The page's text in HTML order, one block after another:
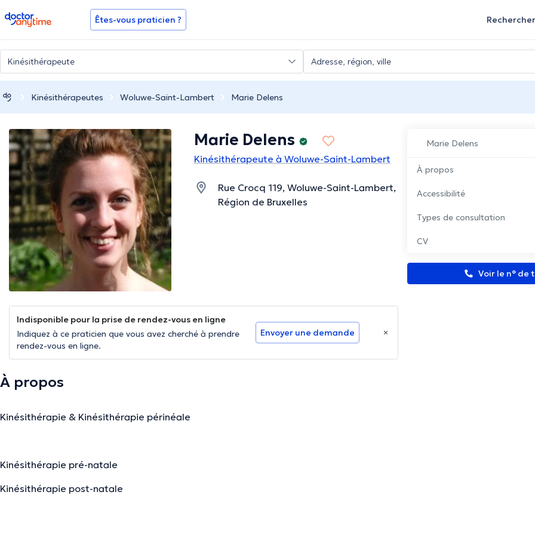
doctoranytime Êtes-vous praticien ? Rechercher
Kinésithérapeutes Woluwe-Saint-Lambert Marie Delens
Marie Delens
À propos
Accessibilité
Types de consultation
CV
Voir le n° de
Marie Delens
Kinésithérapeute à Woluwe-Saint-Lambert
Rue Crocq 119, Woluwe-Saint-Lambert,
Région de Bruxelles
Indisponible pour la prise de rendez-vous en ligne
Indiquez à ce praticien que vous avez cherché à prendre
rendez-vous en ligne.
Envoyer une demande
À propos
Kinésithérapie & Kinésithérapie périnéale
Kinésithérapie pré-natale
Kinésithérapie post-natale